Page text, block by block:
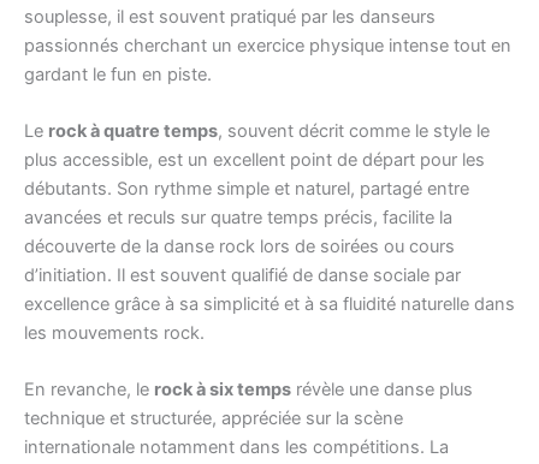
souplesse, il est souvent pratiqué par les danseurs
passionnés cherchant un exercice physique intense tout en
gardant le fun en piste.
Le rock à quatre temps, souvent décrit comme le style le
plus accessible, est un excellent point de départ pour les
débutants. Son rythme simple et naturel, partagé entre
avancées et reculs sur quatre temps précis, facilite la
découverte de la danse rock lors de soirées ou cours
d’initiation. Il est souvent qualifié de danse sociale par
excellence grâce à sa simplicité et à sa fluidité naturelle dans
les mouvements rock.
En revanche, le rock à six temps révèle une danse plus
technique et structurée, appréciée sur la scène
internationale notamment dans les compétitions. La